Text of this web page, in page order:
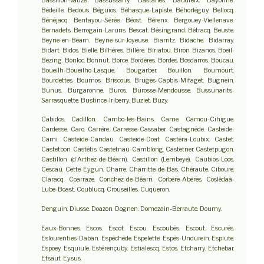
Bédeille. Bedous. Béguios. Béhasque-Lapiste. Béhorléguy. Bellocq.
Bénéjacq. Bentayou-Sérée. Béost. Bérenx. Bergouey-Viellenave.
Bernadets. Berrogain-Laruns. Bescat. Bésingrand. Bétracq. Beuste.
Beyrie-en-Béarn. Beyrie-sur-Joyeuse. Biarritz. Bidache. Bidarray.
Bidart. Bidos. Bielle. Bilhères. Billère. Biriatou. Biron. Bizanos. Boeil-
Bezing. Bonloc. Bonnut. Borce. Bordères. Bordes. Bosdarros. Boucau.
Boueilh-Boueilho-Lasque. Bougarber. Bouillon. Boumourt.
Bourdettes. Bournos. Briscous. Bruges-Capbis-Mifaget. Bugnein.
Bunus. Burgaronne. Buros. Burosse-Mendousse. Bussunarits-
Sarrasquette. Bustince-Iriberry. Buziet. Buzy.
Cabidos. Cadillon. Cambo-les-Bains. Came. Camou-Cihigue.
Cardesse. Caro. Carrère. Carresse-Cassaber. Castagnède. Casteide-
Cami. Casteide-Candau. Casteide-Doat. Castéra-Loubix. Castet.
Castetbon. Castétis. Castetnau-Camblong. Castetner. Castetpugon.
Castillon (d’Arthez-de-Béarn). Castillon (Lembeye). Caubios-Loos.
Cescau. Cette-Eygun. Charre. Charritte-de-Bas. Chéraute. Ciboure.
Claracq. Coarraze. Conchez-de-Béarn. Corbère-Abères. Coslédaà-
Lube-Boast. Coublucq. Crouseilles. Cuqueron.
Denguin. Diusse. Doazon. Dognen. Domezain-Berraute. Doumy.
Eaux-Bonnes. Escos. Escot. Escou. Escoubès. Escout. Escurès.
Eslourenties-Daban. Espéchède. Espelette. Espès-Undurein. Espiute.
Espoey. Esquiule. Estérençuby. Estialescq. Estos. Etcharry. Etchebar.
Etsaut. Eysus.